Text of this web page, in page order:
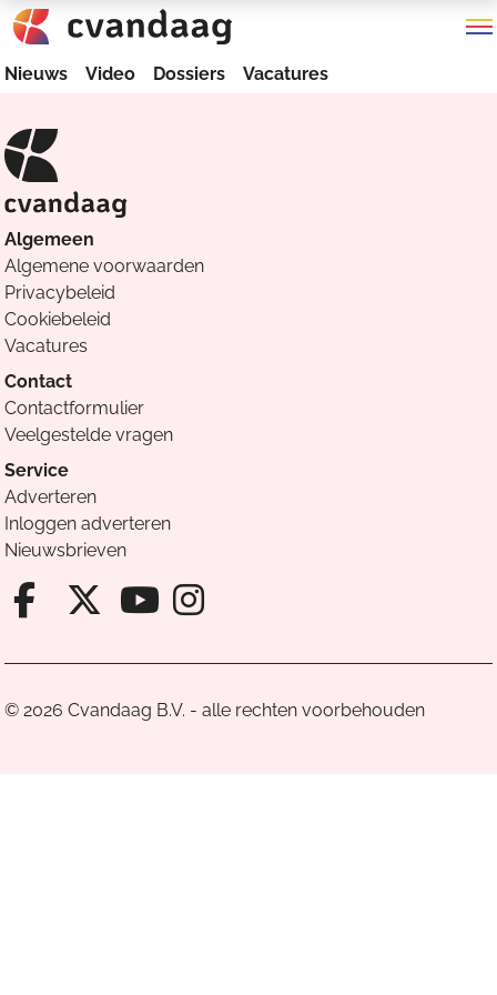
Nieuws Video Dossiers Vacatures
Algemeen
Algemene voorwaarden
Privacybeleid
Cookiebeleid
Vacatures
Contact
Contactformulier
Veelgestelde vragen
Service
Adverteren
Inloggen adverteren
Nieuwsbrieven
Facebook van Cvandaag
X van Cvandaag
Instagram van
© 2026 Cvandaag B.V. - alle rechten voorbehouden